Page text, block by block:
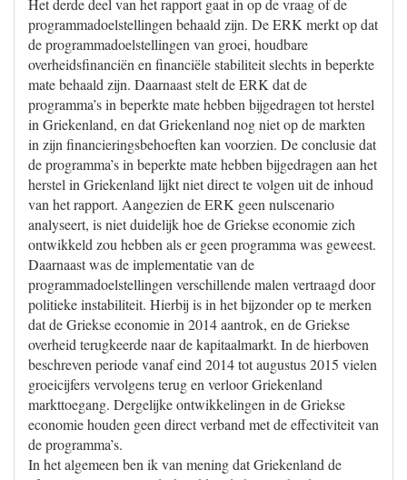
Het derde deel van het rapport gaat in op de vraag of de
programmadoelstellingen behaald zijn. De ERK merkt op dat
de programmadoelstellingen van groei, houdbare
overheidsfinanciën en financiële stabiliteit slechts in beperkte
mate behaald zijn. Daarnaast stelt de ERK dat de
programma’s in beperkte mate hebben bijgedragen tot herstel
in Griekenland, en dat Griekenland nog niet op de markten
in zijn financieringsbehoeften kan voorzien. De conclusie dat
de programma’s in beperkte mate hebben bijgedragen aan het
herstel in Griekenland lijkt niet direct te volgen uit de inhoud
van het rapport. Aangezien de ERK geen nulscenario
analyseert, is niet duidelijk hoe de Griekse economie zich
ontwikkeld zou hebben als er geen programma was geweest.
Daarnaast was de implementatie van de
programmadoelstellingen verschillende malen vertraagd door
politieke instabiliteit. Hierbij is in het bijzonder op te merken
dat de Griekse economie in 2014 aantrok, en de Griekse
overheid terugkeerde naar de kapitaalmarkt. In de hierboven
beschreven periode vanaf eind 2014 tot augustus 2015 vielen
groeicijfers vervolgens terug en verloor Griekenland
markttoegang. Dergelijke ontwikkelingen in de Griekse
economie houden geen direct verband met de effectiviteit van
de programma’s.
In het algemeen ben ik van mening dat Griekenland de